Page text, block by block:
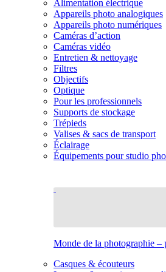
Alimentation électrique
Appareils photo analogiques
Appareils photo numériques
Caméras d’action
Caméras vidéo
Entretien & nettoyage
Filtres
Objectifs
Optique
Pour les professionnels
Supports de stockage
Trépieds
Valises & sacs de transport
Éclairage
Équipements pour studio
Monde de la photographie –
Casques & écouteurs